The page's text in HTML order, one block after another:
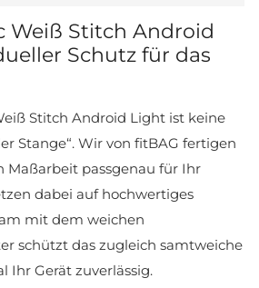
Weiß Stitch Android
Schutz für das
Stitch Android Light ist keine
Stange“. Wir von fitBAG fertigen
Maßarbeit passgenau für Ihr
dabei auf hochwertiges
mit dem weichen
schützt das zugleich samtweiche
Ihr Gerät zuverlässig.